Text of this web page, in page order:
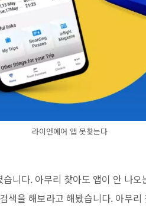
라이언에어 앱 못찾는다
니다. 아무리 찾아도 앱이 안 나
색을 해보라고 해봤습니다. 아무